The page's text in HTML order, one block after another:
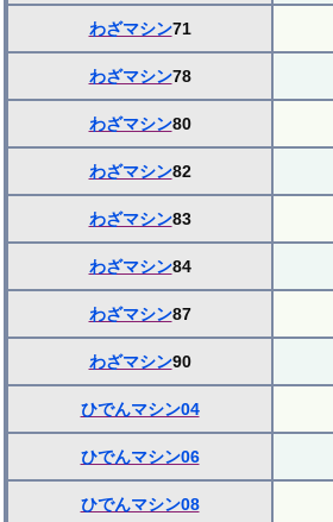
わざマシン71
わざマシン78
わざマシン80
わざマシン82
わざマシン83
わざマシン84
わざマシン87
わざマシン90
ひでんマシン04
ひでんマシン06
ひでんマシン08